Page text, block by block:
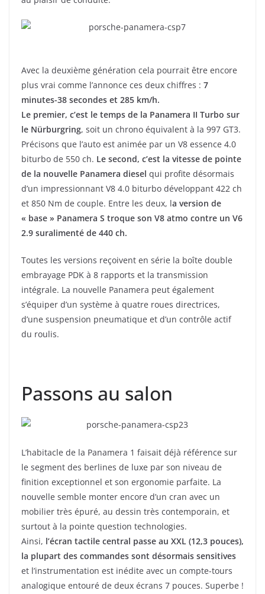
Avec la deuxième génération cela pourrait être encore
plus vrai comme l’annonce ces deux chiffres : 7
minutes-38 secondes et 285 km/h.
Le premier, c’est le temps de la Panamera II Turbo sur
le Nürburgring, soit un chrono équivalent à la 997 GT3.
Précisons que l’auto est animée par un V8 essence 4.0
biturbo de 550 ch. Le second, c’est la vitesse de pointe
de la nouvelle Panamera diesel qui profite désormais
d’un impressionnant V8 4.0 biturbo développant 422 ch
et 850 Nm de couple. Entre les deux, la version de
« base » Panamera S troque son V8 atmo contre un V6
2.9 suralimenté de 440 ch.
Toutes les versions reçoivent en série la boîte double
embrayage PDK à 8 rapports et la transmission
intégrale. La nouvelle Panamera peut également
s’équiper d’un système à quatre roues directrices,
d’une suspension pneumatique et d’un contrôle actif
du roulis.
Passons au salon
L’habitacle de la Panamera 1 faisait déjà référence sur
le segment des berlines de luxe par son niveau de
finition exceptionnel et son ergonomie parfaite. La
nouvelle semble monter encore d’un cran avec un
mobilier très épuré, au dessin très contemporain, et
surtout à la pointe question technologies.
Ainsi, l’écran tactile central passe au XXL (12,3 pouces),
la plupart des commandes sont désormais sensitives
et l’instrumentation est inédite avec un compte-tours
analogique entouré de deux écrans 7 pouces. Superbe !